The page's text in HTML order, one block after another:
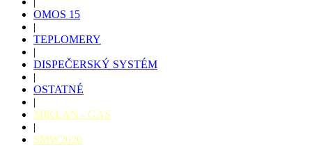
OMOS 15
|
TEPLOMERY
|
DISPEČERSKÝ SYSTÉM
|
OSTATNÉ
|
MIKLAN - GAS
|
SMW2020